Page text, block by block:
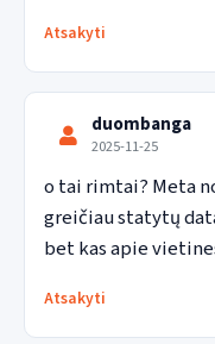
Atsakyti
duombanga
2025-11-25
o tai rimtai? Meta
greičiau statytų
bet kas apie
Atsakyti